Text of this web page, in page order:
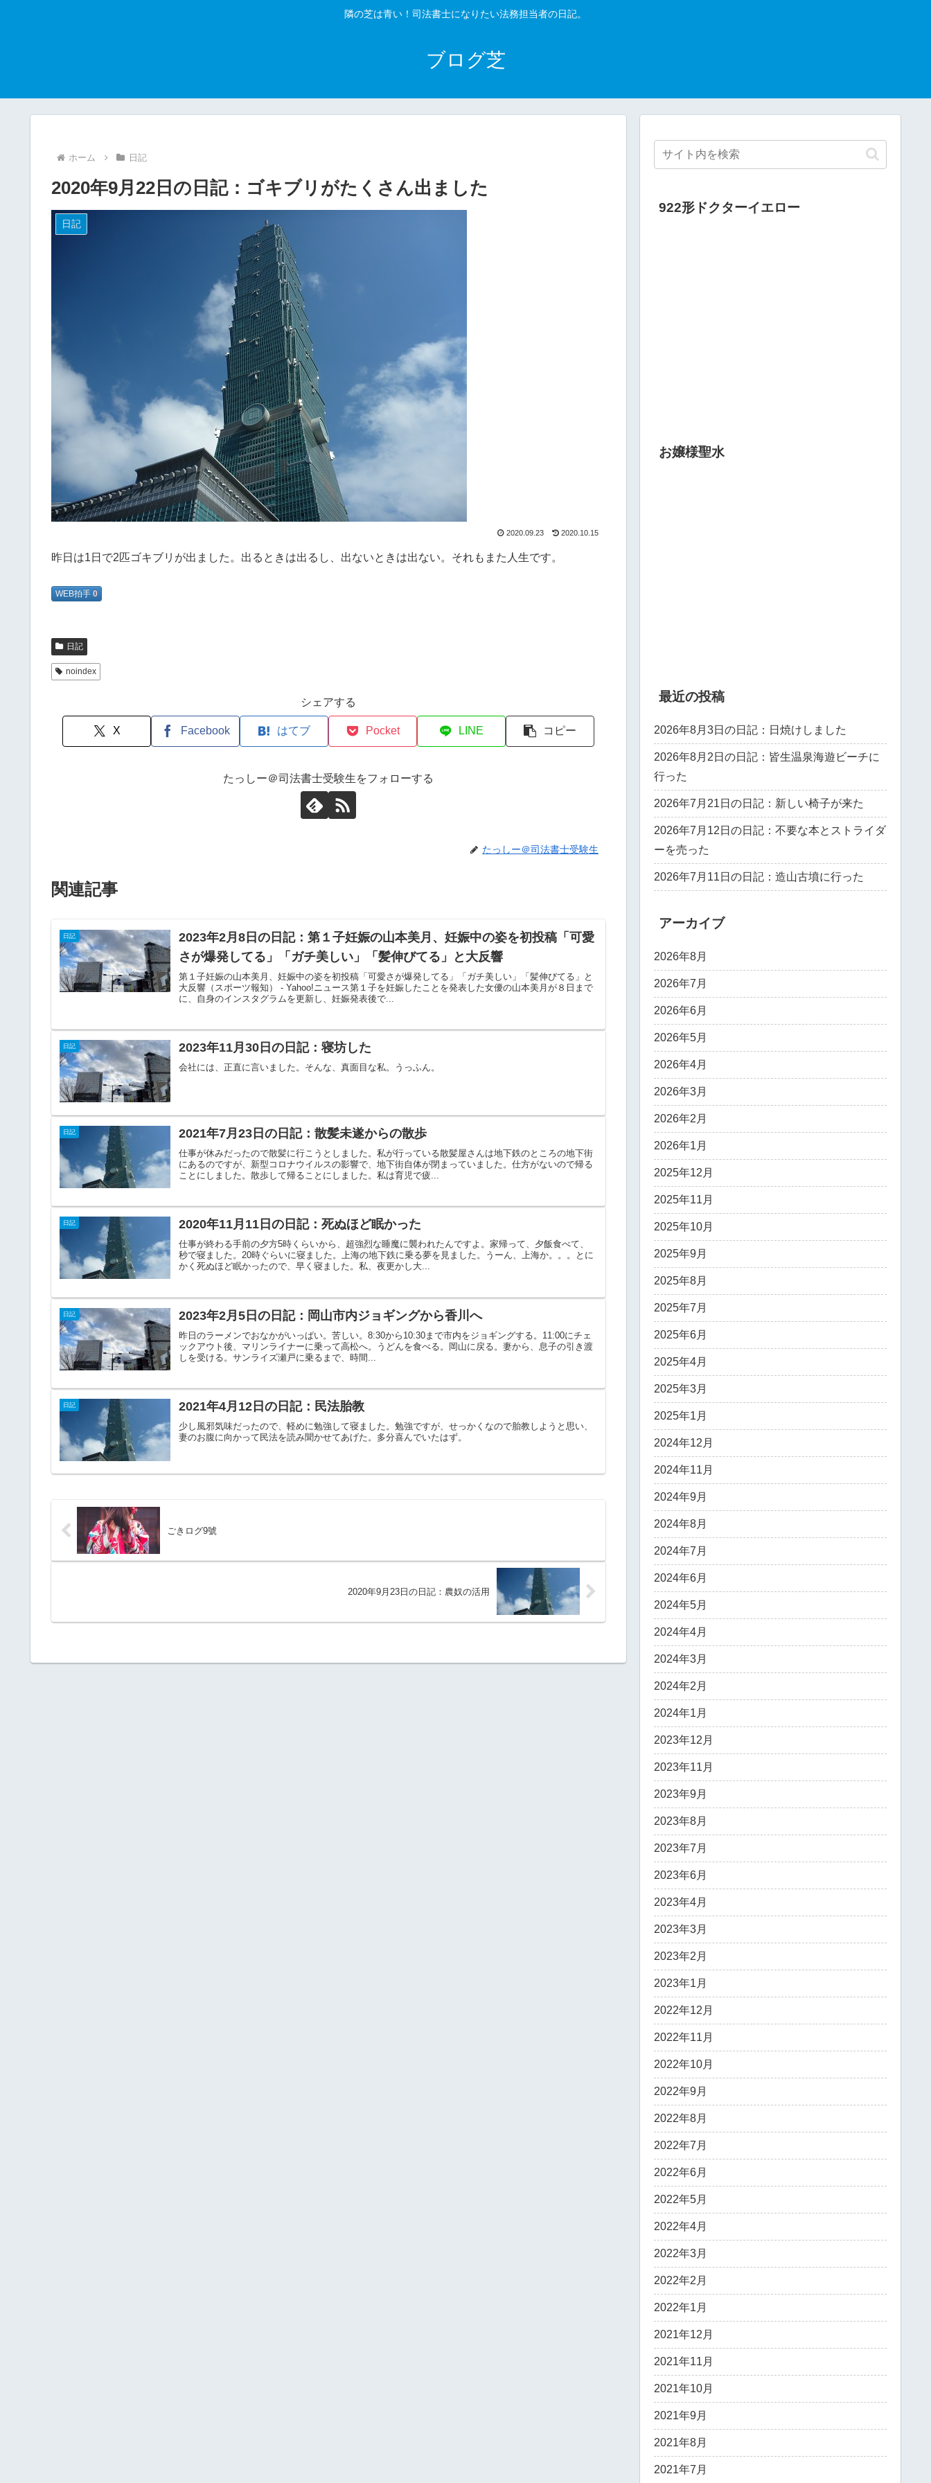
隣の芝は青い！司法書士になりたい法務担当者の日記。
ブログ芝
ホーム 日記
2020年9月22日の日記：ゴキブリがたくさん出ました
日記
2020.09.23 2020.10.15
昨日は1日で2匹ゴキブリが出ました。出るときは出るし、出ないときは出ない。それもまた人生です。
WEB拍手 0
日記
noindex
シェアする
X Facebook はてブ Pocket LINE コピー
たっしー＠司法書士受験生をフォローする
たっしー＠司法書士受験生
関連記事
日記
2023年2月8日の日記：第１子妊娠の山本美月、妊娠中の姿を初投稿「可愛
さが爆発してる」「ガチ美しい」「髪伸びてる」と大反響
第１子妊娠の山本美月、妊娠中の姿を初投稿「可愛さが爆発してる」「ガチ美しい」「髪伸びてる」と
大反響（スポーツ報知） - Yahoo!ニュース第１子を妊娠したことを発表した女優の山本美月が８日まで
に、自身のインスタグラムを更新し、妊娠発表後で...
日記 2023年11月30日の日記：寝坊した
会社には、正直に言いました。そんな、真面目な私。うっふん。
日記 2021年7月23日の日記：散髪未遂からの散歩
仕事が休みだったので散髪に行こうとしました。私が行っている散髪屋さんは地下鉄のところの地下街
にあるのですが、新型コロナウイルスの影響で、地下街自体が閉まっていました。仕方がないので帰る
ことにしました。散歩して帰ることにしました。私は育児で疲...
日記 2020年11月11日の日記：死ぬほど眠かった
仕事が終わる手前の夕方5時くらいから、超強烈な睡魔に襲われたんですよ。家帰って、夕飯食べて、
秒で寝ました。20時ぐらいに寝ました。上海の地下鉄に乗る夢を見ました。うーん、上海か。。。とに
かく死ぬほど眠かったので、早く寝ました。私、夜更かし大...
日記 2023年2月5日の日記：岡山市内ジョギングから香川へ
昨日のラーメンでおなかがいっぱい。苦しい。8:30から10:30まで市内をジョギングする。11:00にチェ
ックアウト後、マリンライナーに乗って高松へ。うどんを食べる。岡山に戻る。妻から、息子の引き渡
しを受ける。サンライズ瀬戸に乗るまで、時間...
日記 2021年4月12日の日記：民法胎教
少し風邪気味だったので、軽めに勉強して寝ました。勉強ですが、せっかくなので胎教しようと思い、
妻のお腹に向かって民法を読み聞かせてあげた。多分喜んでいたはず。
ごきログ9號
2020年9月23日の日記：農奴の活用
922形ドクターイエロー
お嬢様聖水
最近の投稿
2026年8月3日の日記：日焼けしました
2026年8月2日の日記：皆生温泉海遊ビーチに
行った
2026年7月21日の日記：新しい椅子が来た
2026年7月12日の日記：不要な本とストライダ
ーを売った
2026年7月11日の日記：造山古墳に行った
アーカイブ
2026年8月
2026年7月
2026年6月
2026年5月
2026年4月
2026年3月
2026年2月
2026年1月
2025年12月
2025年11月
2025年10月
2025年9月
2025年8月
2025年7月
2025年6月
2025年4月
2025年3月
2025年1月
2024年12月
2024年11月
2024年9月
2024年8月
2024年7月
2024年6月
2024年5月
2024年4月
2024年3月
2024年2月
2024年1月
2023年12月
2023年11月
2023年9月
2023年8月
2023年7月
2023年6月
2023年4月
2023年3月
2023年2月
2023年1月
2022年12月
2022年11月
2022年10月
2022年9月
2022年8月
2022年7月
2022年6月
2022年5月
2022年4月
2022年3月
2022年2月
2022年1月
2021年12月
2021年11月
2021年10月
2021年9月
2021年8月
2021年7月